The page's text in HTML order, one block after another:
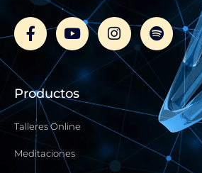
F
a
c
e
o
o
k
-
Y
o
u
t
u
b
e
n
s
t
a
m
p
o
t
y
Productos
Talleres Online
Meditaciones